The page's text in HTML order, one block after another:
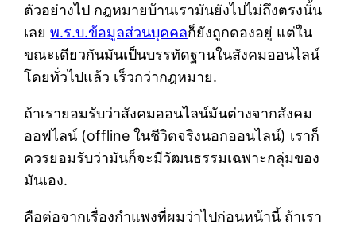
ตัวอย่างไป กฎหมายบ้านเรามันยังไปไม่ถึงตรงนั้น
เลยพ.ร.บ.ข้อมูลส่วนบุคคลก็ยังถูกดองอยู่ แต่ใน
ขณะเดียวกันมันเป็นบรรทัดฐานในสังคมออนไลน์
โดยทั่วไปแล้ว เร็วกว่ากฎหมาย.
ถ้าเรายอมรับว่าสังคมออนไลน์มันต่างจากสังคม
ออฟไลน์ (offline ในชีวิตจริงนอกออนไลน์) เราก็
ควรยอมรับว่ามันก็จะมีวัฒนธรรมเฉพาะกลุ่มของ
มันเอง.
คือต่อจากเรื่องกำแพงที่ผมว่าไปก่อนหน้านี้ ถ้าเรา